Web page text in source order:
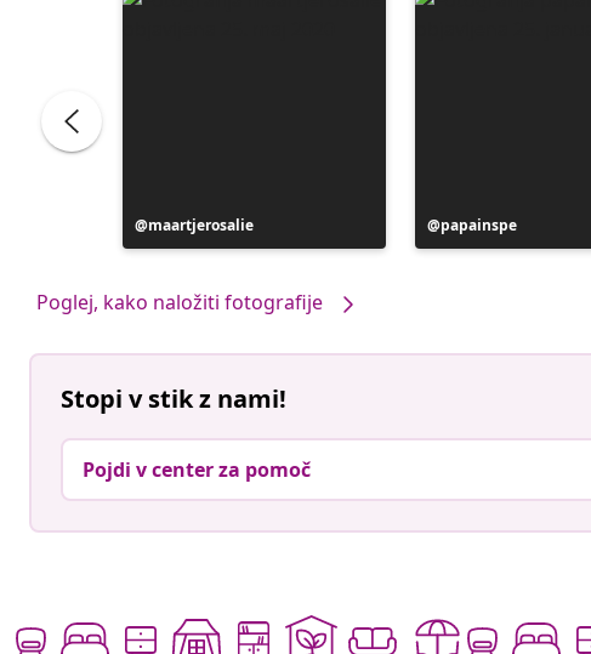
Objavo
je
maartjerosalie
Objavo
je
papainspe
Poglej, kako naložiti fotografije
Stopi v stik z nami!
Pojdi v center za pomoč